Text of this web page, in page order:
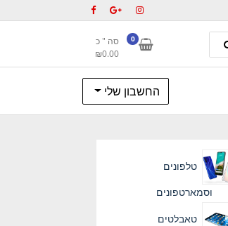
0
סה " כ
₪0.00
החשבון שלי
טלפונים
וסמארטפונים
טאבלטים